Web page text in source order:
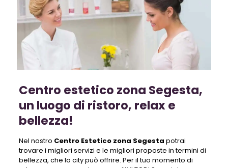
Centro estetico zona Segesta,
un luogo di ristoro, relax e
bellezza!
Nel nostro Centro Estetico zona Segesta potrai
trovare i migliori servizi e le migliori proposte in termini di
bellezza, che la city può offrire. Per il tuo momento di